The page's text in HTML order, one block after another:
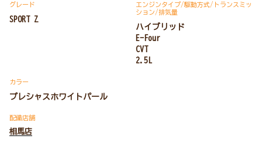
グレード
SPORT Z
エンジンタイプ/駆動方式/ トランスミッ
ション/排気量
ハイブリッド
E-Four
CVT
2.5L
カラー
プレシャスホワイトパール
配備店舗
相馬店